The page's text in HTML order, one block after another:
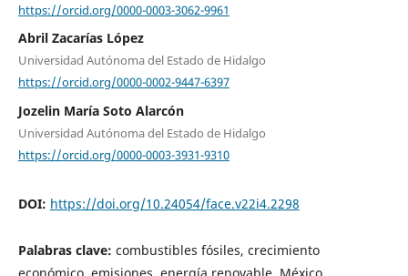
https://orcid.org/0000-0003-3062-9961
Abril Zacarías López
Universidad Autónoma del Estado de Hidalgo
https://orcid.org/0000-0002-9447-6397
Jozelin María Soto Alarcón
Universidad Autónoma del Estado de Hidalgo
https://orcid.org/0000-0003-3931-9310
DOI: https://doi.org/10.24054/face.v22i4.2298
Palabras clave: combustibles fósiles, crecimiento
económico, emisiones, energía renovable, México